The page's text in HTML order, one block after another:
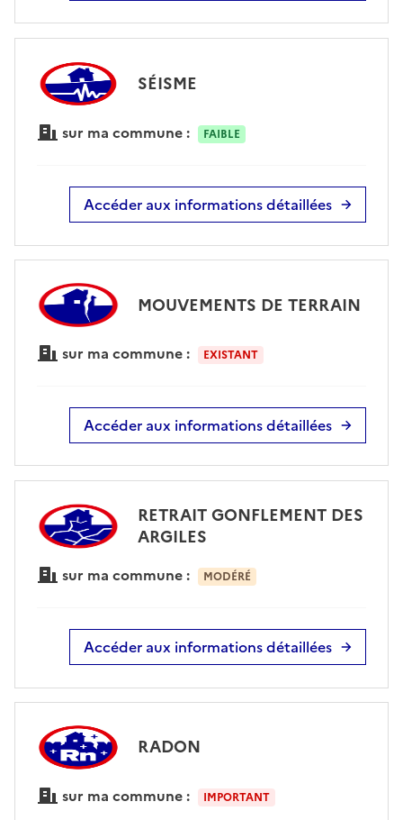
SÉISME
sur ma commune : FAIBLE
Accéder aux informations détaillées
MOUVEMENTS DE TERRAIN
sur ma commune : EXISTANT
Accéder aux informations détaillées
RETRAIT GONFLEMENT DES
ARGILES
sur ma commune : MODÉRÉ
Accéder aux informations détaillées
RADON
sur ma commune : IMPORTANT